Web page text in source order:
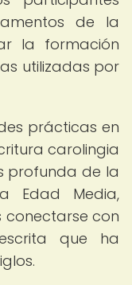
de la
la formación
utilizadas por
prácticas en
carolingia
profunda de la
Edad Media,
conectarse con
que ha